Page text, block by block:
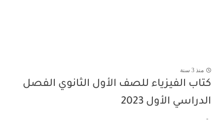
منذ 3 سنة
كتاب الفيزياء للصف الأول الثانوي الفصل
الدراسي الأول 2023
-